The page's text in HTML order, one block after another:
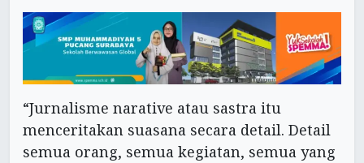
“Jurnalisme narative atau sastra itu
menceritakan suasana secara detail. Detail
semua orang, semua kegiatan, semua yang